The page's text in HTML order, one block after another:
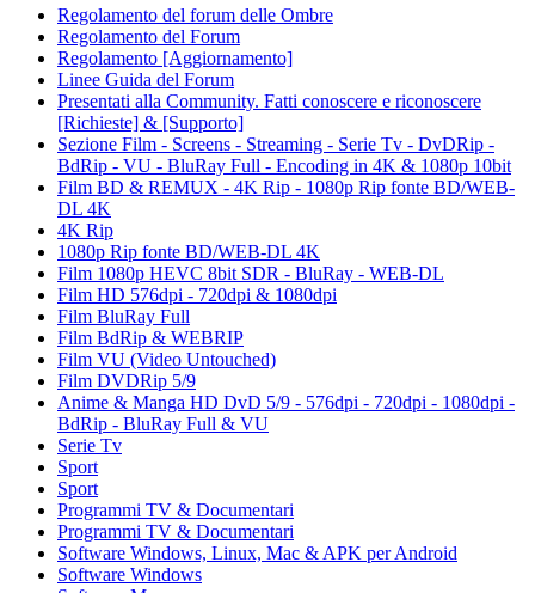
Regolamento del forum delle Ombre
Regolamento del Forum
Regolamento [Aggiornamento]
Linee Guida del Forum
Presentati alla Community. Fatti conoscere e riconoscere
[Richieste] & [Supporto]
Sezione Film - Screens - Streaming - Serie Tv - DvDRip -
BdRip - VU - BluRay Full - Encoding in 4K & 1080p 10bit
Film BD & REMUX - 4K Rip - 1080p Rip fonte BD/WEB-
DL 4K
4K Rip
1080p Rip fonte BD/WEB-DL 4K
Film 1080p HEVC 8bit SDR - BluRay - WEB-DL
Film HD 576dpi - 720dpi & 1080dpi
Film BluRay Full
Film BdRip & WEBRIP
Film VU (Video Untouched)
Film DVDRip 5/9
Anime & Manga HD DvD 5/9 - 576dpi - 720dpi - 1080dpi -
BdRip - BluRay Full & VU
Serie Tv
Sport
Sport
Programmi TV & Documentari
Programmi TV & Documentari
Software Windows, Linux, Mac & APK per Android
Software Windows